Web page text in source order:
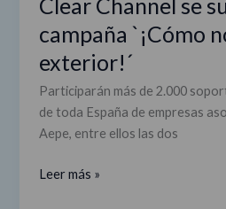
Clear Channel se
campaña `¡Cómo
exterior!´
Participarán más de 2.000
de toda España de empresas
Aepe, entre ellos las dos
Lights,
JC
Decaux,
Clear
Channel
se
Leer más »